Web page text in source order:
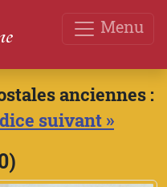
Menu
anciennes :
suivant »